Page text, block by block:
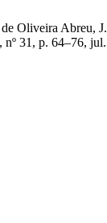
Oliveira Abreu,
nº 31, p. 64–76,